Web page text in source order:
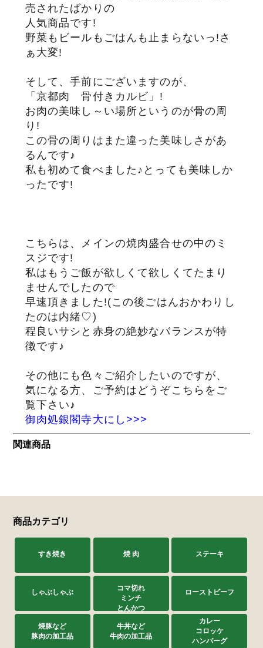
売されたばかりの
人気商品です!
野菜もビールもごはんも止まらないっ!さ
ぁ大変!
そして、手前にございますのが、
「京都肉 骨付きカルビ」!
お肉の美味し～い場所というのが骨の周
り!
この骨の周りはまた違った美味しさがあ
るんです♪
私も初めて食べました♪とっても美味しか
ったです!
こちらは、メインの焼肉盛合せの中のミ
スジです!
私はもうご飯が欲しくて欲しくてたまり
ませんでしたので
早速頂きました!(この後ごはんおかわりし
たのは内緒♡)
程良いサシと赤身の絶妙なバランスが特
徴です♪
その他にも色々ご紹介したいのですが、
気になる方、ご予約はどうぞこちらをご
覧下さい♪
御肉処銀閣寺大にし>>>
関連商品
商品カテゴリ
すき焼き 焼 肉 ステーキ
しゃぶしゃぶ
コマ切れ
ミンチ
とんかつ
ローストビーフ
焼豚など
豚肉の加工品
牛丼など
牛肉の加工品
カレー
コロッケ
ハンバーグ